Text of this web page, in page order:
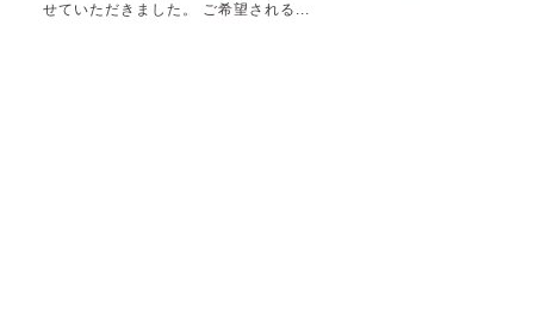
せていただきました。 ご希望される...